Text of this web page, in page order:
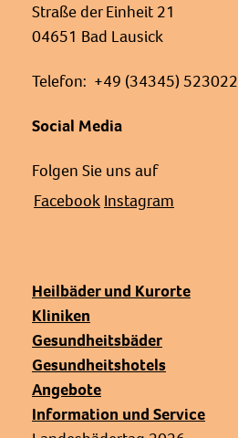
Straße der Einheit 21
04651 Bad Lausick
Telefon: +49 (34345) 523022
Social Media
Folgen Sie uns auf
Facebook Instagram
Heilbäder und Kurorte
Kliniken
Gesundheitsbäder
Gesundheitshotels
Angebote
Information und Service